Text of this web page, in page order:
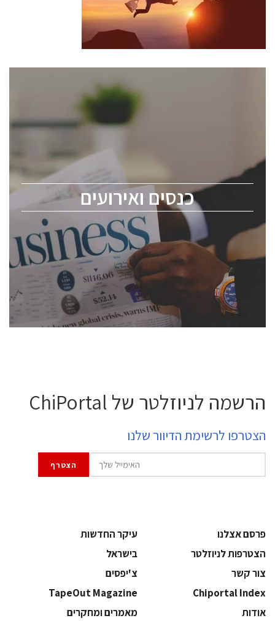
כנסים ואירועים
כנסים ואירועים
לכל העוסקים בתעשיית הסמיקונדקטור כולל מהנדסים,
ChipEx2026 will be held on May 12-13, 2026. The
conference is intended for everyone involved in the
semiconductor industry, including engineers,
professional experts, and senior executives.
לחץ לפרטים
הרשמה לניוזלטר של ChiPortal
הצטרפו לרשימת הדיוור שלנו
פרסם אצלנו
עיקר החדשות
הצטרפות לניוזלטר
בישראל
צור קשר
צ'יפסים
Chiportal Index
TapeOut Magazine
אודות
מאמרים ומחקרים